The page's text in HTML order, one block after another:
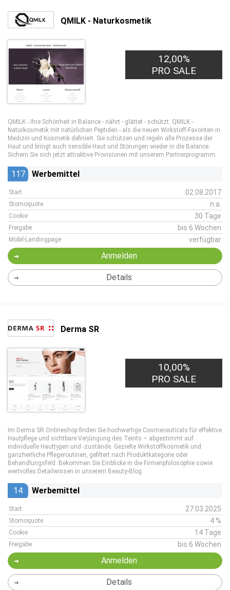
QMILK - Naturkosmetik
12,00%
PRO SALE
QMILK - Ihre Schönheit in Balance - nährt - glättet - schützt. QMILK -
Naturkosmetik mit natürlichen Peptiden - als die neuen Wirkstoff-Favoriten in
Medizin und Kosmetik definiert. Sie schützen und regeln alle Prozesse der
Haut und bringt auch sensible Haut und Störungen wieder in die Balance.
Sichern Sie sich jetzt attraktive Provisionen mit unserem Partnerprogramm.
117 Werbemittel
Start 02.08.2017
Stornoquote n.a.
Cookie 30 Tage
Freigabe bis 6 Wochen
Mobil-Landingpage verfügbar
Anmelden
Details
Derma SR
10,00%
PRO SALE
Im Derma SR Onlineshop finden Sie hochwertige Cosmeceuticals für effektive
Hautpflege und sichtbare Verjüngung des Teints – abgestimmt auf
individuelle Hauttypen und -zustände. Gezielte Wirkstoffkosmetik und
ganzheitliche Pflegeroutinen, gefiltert nach Produktkategorie oder
Behandlungsfeld. Bekommen Sie Einblicke in die Firmenphilosophie sowie
wertvolles Detailwissen in unserem Beauty-Blog.
14 Werbemittel
Start 27.03.2025
Stornoquote 4 %
Cookie 14 Tage
Freigabe bis 6 Wochen
Anmelden
Details